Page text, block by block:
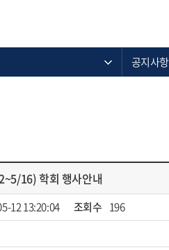
공지사항
16) 학회 행사안내
12 13:20:04 조회수 196